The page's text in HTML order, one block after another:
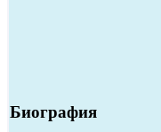
Биография